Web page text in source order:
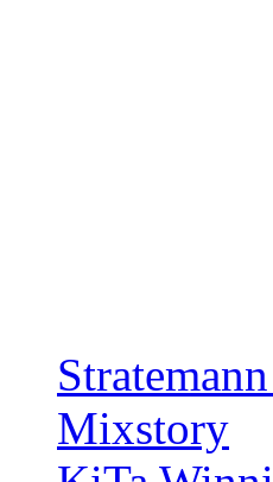
Mixstory